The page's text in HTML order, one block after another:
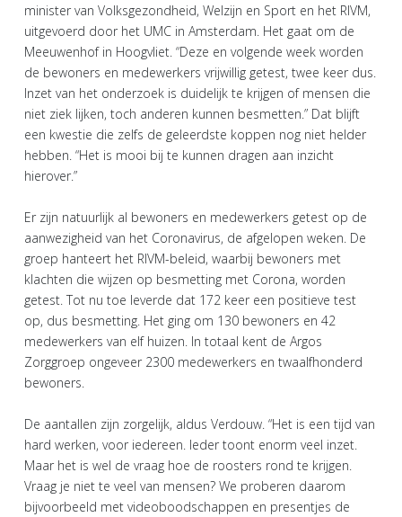
minister van Volksgezondheid, Welzijn en Sport en het RIVM,
uitgevoerd door het UMC in Amsterdam. Het gaat om de
Meeuwenhof in Hoogvliet. “Deze en volgende week worden
de bewoners en medewerkers vrijwillig getest, twee keer dus.
Inzet van het onderzoek is duidelijk te krijgen of mensen die
niet ziek lijken, toch anderen kunnen besmetten.” Dat blijft
een kwestie die zelfs de geleerdste koppen nog niet helder
hebben. “Het is mooi bij te kunnen dragen aan inzicht
hierover.”
Er zijn natuurlijk al bewoners en medewerkers getest op de
aanwezigheid van het Coronavirus, de afgelopen weken. De
groep hanteert het RIVM-beleid, waarbij bewoners met
klachten die wijzen op besmetting met Corona, worden
getest. Tot nu toe leverde dat 172 keer een positieve test
op, dus besmetting. Het ging om 130 bewoners en 42
medewerkers van elf huizen. In totaal kent de Argos
Zorggroep ongeveer 2300 medewerkers en twaalfhonderd
bewoners.
De aantallen zijn zorgelijk, aldus Verdouw. “Het is een tijd van
hard werken, voor iedereen. Ieder toont enorm veel inzet.
Maar het is wel de vraag hoe de roosters rond te krijgen.
Vraag je niet te veel van mensen? We proberen daarom
bijvoorbeeld met videoboodschappen en presentjes de